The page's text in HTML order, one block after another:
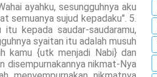
ayahku, sesungguhnya aku
semuanya sujud kepadaku". 5.
kepada saudar-saudaramu,
syaitan itu adalah musuh
kamu {utk menjadi Nabi} dan
disempurnakannya nikmat-Nya